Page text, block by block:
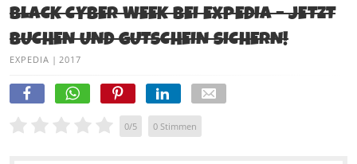
BLACK CYBER WEEK BEI EXPEDIA – JETZT
BUCHEN UND GUTSCHEIN SICHERN!
EXPEDIA | 2017
0/5 0 Stimmen